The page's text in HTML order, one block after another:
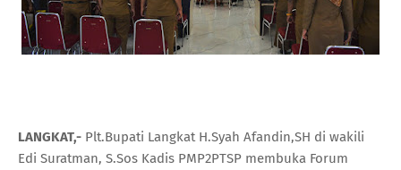
LANGKAT,- Plt.Bupati Langkat H.Syah Afandin,SH di wakili
Edi Suratman, S.Sos Kadis PMP2PTSP membuka Forum